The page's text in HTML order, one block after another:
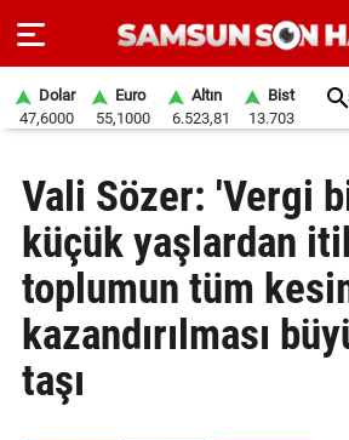
SAYFA
SAMSUN
HABER
SAMSUNSPOR
GÜNDEM
Dolar
47,6000
Euro
55,1000
Altın
6.523,81
Bist
13.703
Vali Sözer: 'Vergi
küçük yaşlardan
toplumun tüm
kazandırılması
taşı